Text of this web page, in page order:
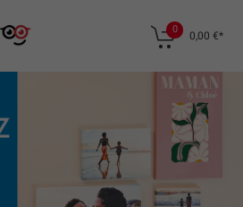
0 0,00 €*